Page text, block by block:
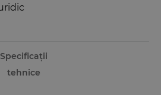
Specificații
tehnice